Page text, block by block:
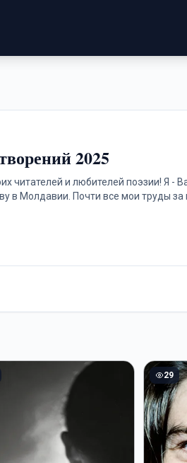
2025
читателей и любителей поэзии! Я -
в Молдавии. Почти все мои труды
29